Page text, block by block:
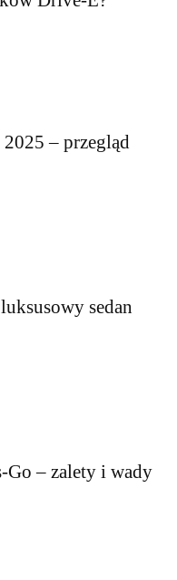
– przegląd
sedan
Go – zalety i wady